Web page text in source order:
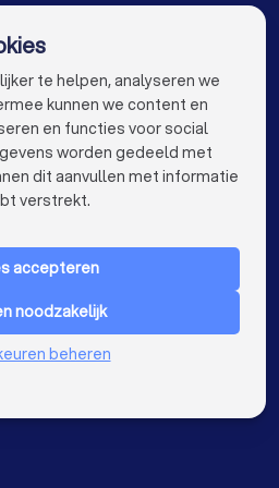
Advocaten in Gent
Advocaten in Kortrijk
Advocaten in Sint-Niklaas
Advocaten in Roeselare
Advocaten in Turnhout
in Dilbeek
Heist-op-den-Berg
u
keyboard_arrow_down
te helpen, analyseren we
kunnen we content en
en functies voor social
worden gedeeld met
dit aanvullen met informatie
verstrekt.
accepteren
noodzakelijk
beheren